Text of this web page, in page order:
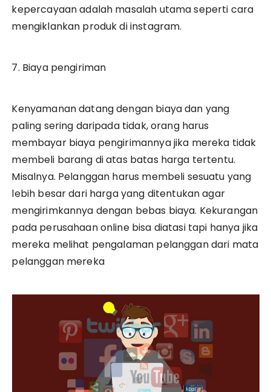
kepercayaan adalah masalah utama seperti cara
mengiklankan produk di instagram.
7. Biaya pengiriman
Kenyamanan datang dengan biaya dan yang
paling sering daripada tidak, orang harus
membayar biaya pengirimannya jika mereka tidak
membeli barang di atas batas harga tertentu.
Misalnya. Pelanggan harus membeli sesuatu yang
lebih besar dari harga yang ditentukan agar
mengirimkannya dengan bebas biaya. Kekurangan
pada perusahaan online bisa diatasi tapi hanya jika
mereka melihat pengalaman pelanggan dari mata
pelanggan mereka